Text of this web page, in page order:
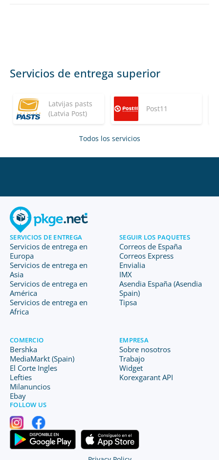
Servicios de entrega superior
Latvijas pasts
(Latvia Post)
Post11
Todos los servicios
SERVICIOS DE ENTREGA
Servicios de entrega en
Europa
Servicios de entrega en
Asia
Servicios de entrega en
América
Servicios de entrega en
Africa
SEGUIR LOS PAQUETES
Correos de España
Correos Express
Envialia
IMX
Asendia España (Asendia
Spain)
Tipsa
COMERCIO
Bershka
MediaMarkt (Spain)
El Corte Ingles
Lefties
Milanuncios
Ebay
EMPRESA
Sobre nosotros
Trabajo
Widget
Korexgarant API
FOLLOW US